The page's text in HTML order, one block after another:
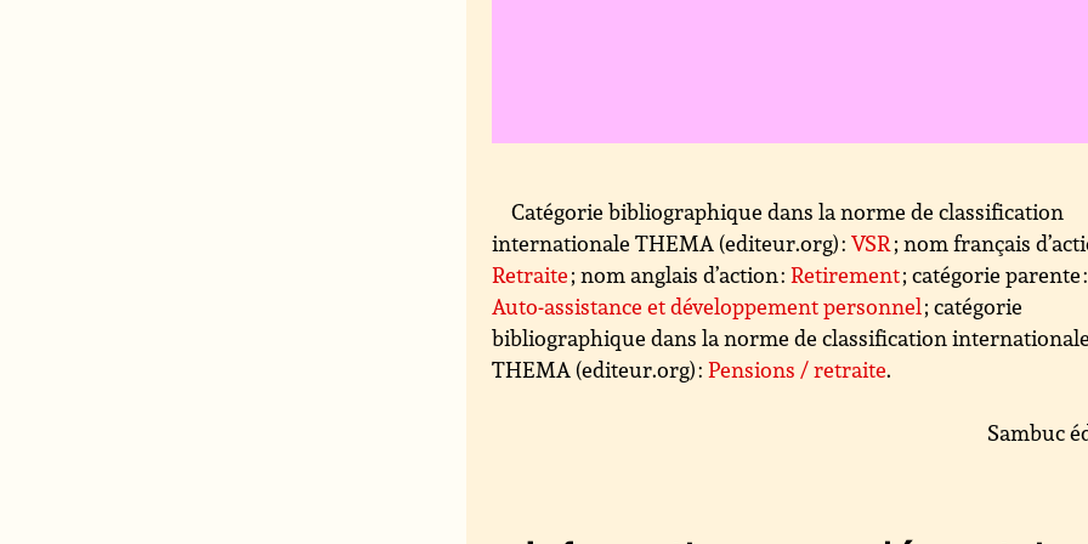
Catégorie bibliographique dans la norme de classification
internationale THEMA (editeur.org) :VSR; nom français
Retraite; nom anglais d’action :Retirement; catégorie parente :
Auto-assistance et développement personnel; catégorie
bibliographique dans la norme de classification internationale
THEMA (editeur.org) :Pensions / retraite.
Sambuc